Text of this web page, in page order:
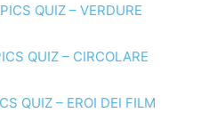
QUIZ – VERDURE
QUIZ – CIRCOLARE
QUIZ – EROI DEI FILM